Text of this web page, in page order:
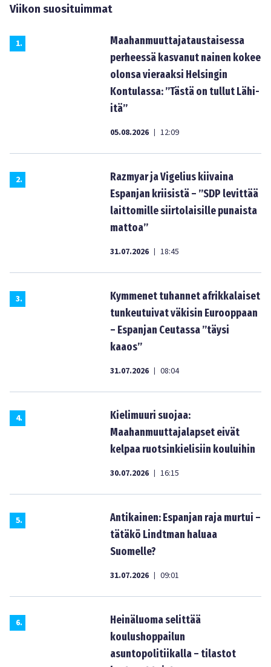
Viikon suosituimmat
1.
Maahanmuuttajataustaisessa
perheessä kasvanut nainen kokee
olonsa vieraaksi Helsingin
Kontulassa: ”Tästä on tullut Lähi-
itä”
05.08.2026 | 12:09
2.
Razmyar ja Vigelius kiivaina
Espanjan kriisistä – ”SDP levittää
laittomille siirtolaisille punaista
mattoa”
31.07.2026 | 18:45
3.
Kymmenet tuhannet afrikkalaiset
tunkeutuivat väkisin Eurooppaan
– Espanjan Ceutassa ”täysi
kaaos”
31.07.2026 | 08:04
4.
Kielimuuri suojaa:
Maahanmuuttajalapset eivät
kelpaa ruotsinkielisiin kouluihin
30.07.2026 | 16:15
5.
Antikainen: Espanjan raja murtui –
tätäkö Lindtman haluaa
Suomelle?
31.07.2026 | 09:01
6.
Heinäluoma selittää
koulushoppailun
asuntopolitiikalla – tilastot